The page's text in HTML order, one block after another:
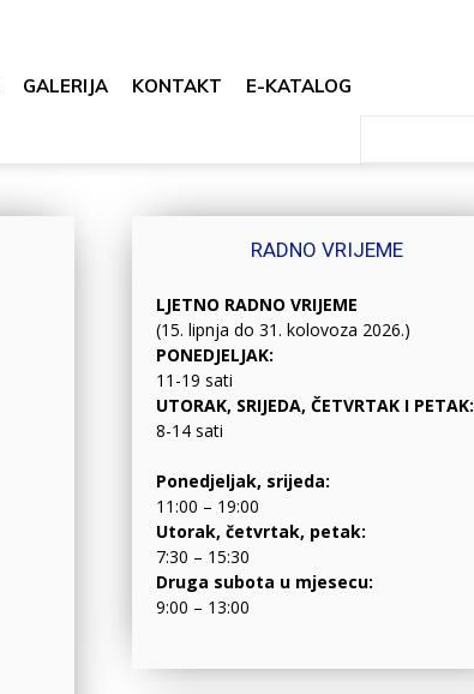
GALERIJA KONTAKT E-KATALOG
RADNO VRIJEME
LJETNO RADNO VRIJEME
(15. lipnja do 31. kolovoza 2026.)
PONEDJELJAK:
11-19 sati
UTORAK, SRIJEDA, ČETVRTAK I PETAK:
8-14 sati
Ponedjeljak, srijeda:
11:00 – 19:00
Utorak, četvrtak, petak:
7:30 – 15:30
Druga subota u mjesecu:
9:00 – 13:00